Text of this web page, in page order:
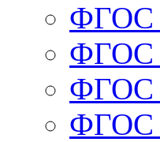
ФГОС
ФГОС